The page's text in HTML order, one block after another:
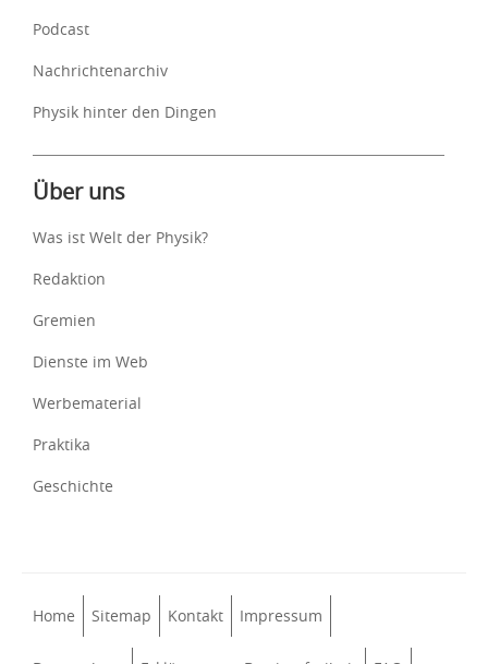
Podcast
Nachrichtenarchiv
Physik hinter den Dingen
Über uns
Was ist Welt der Physik?
Redaktion
Gremien
Dienste im Web
Werbematerial
Praktika
Geschichte
Home Sitemap Kontakt Impressum